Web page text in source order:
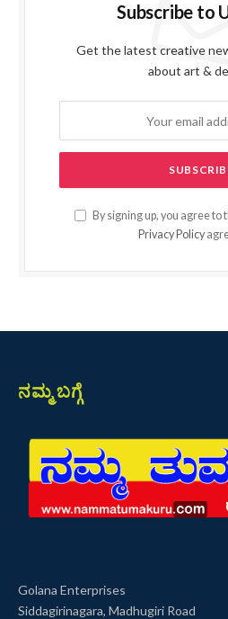
Subscribe to
Get the latest creative
about art &
By signing up, you agree
Privacy Policy
ನಮ್ಮ ಬಗ್ಗೆ
Golana Enterprises
Siddagirinagara, Madhugiri Road